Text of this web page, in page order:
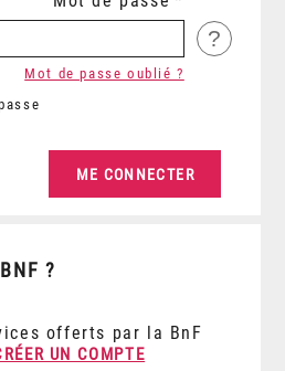
?
Mot de passe oublié ?
?
offerts par la BnF
UN COMPTE